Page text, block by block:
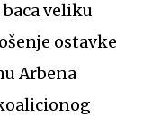
veliku
ostavke
Arbena